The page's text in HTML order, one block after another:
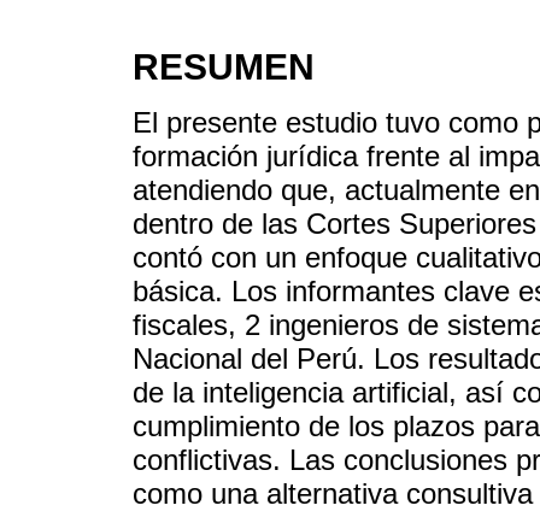
RESUMEN
El presente estudio tuvo como
formación jurídica frente al
atendiendo que, actualmente
dentro de las Cortes
contó con un enfoque
básica. Los informantes clave
fiscales, 2 ingenieros de
Nacional del Perú. Los
de la inteligencia artificial, así
cumplimiento de los plazos
conflictivas. Las conclusiones
como una alternativa